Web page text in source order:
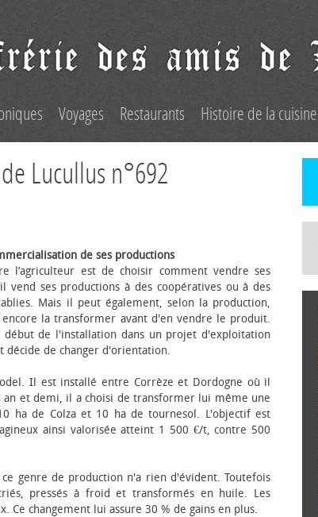
Voyages Restaurants Histoire de la cuisine
Lucullus n°692
de ses productions
l’agriculteur est de choisir comment vendre ses
vend ses productions à des coopératives ou à des
Mais il peut également, selon la production,
la transformer avant d'en vendre le produit.
de l'installation dans un projet d'exploitation
de changer d'orientation.
Il est installé entre Corrèze et Dordogne où il
an et demi, il a choisi de transformer lui même une
ha de Colza et 10 ha de tournesol. L'objectif est
ainsi valorisée atteint 1 500 €/t, contre 500
genre de production n'a rien d'évident. Toutefois
pressés à froid et transformés en huile. Les
Ce changement lui assure 30 % de gains en plus.